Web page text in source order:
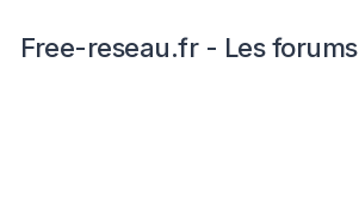
Free-reseau.fr - Les forums